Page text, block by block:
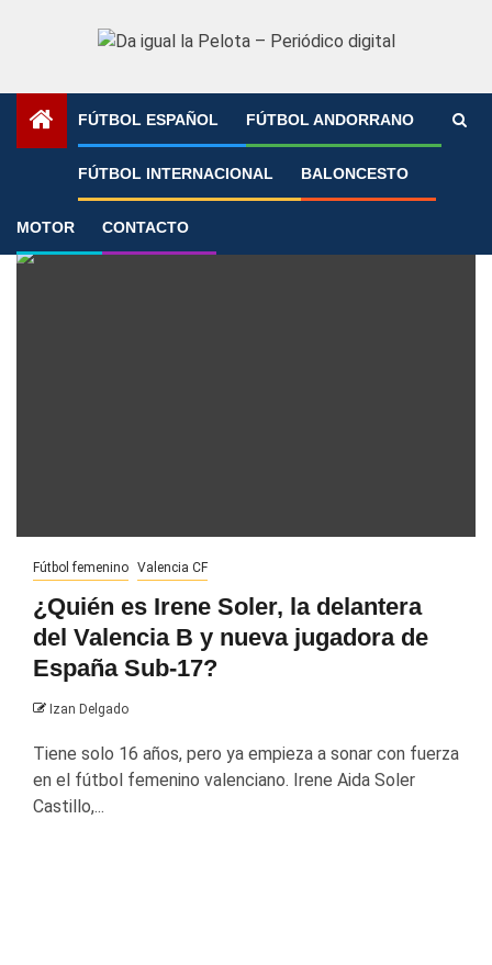
FÚTBOL ESPAÑOL FÚTBOL ANDORRANO
FÚTBOL INTERNACIONAL BALONCESTO
MOTOR CONTACTO
»
Irene Aida
Fútbol femenino Valencia CF
¿Quién es Irene Soler, la delantera
del Valencia B y nueva jugadora de
España Sub-17?
Izan Delgado
Tiene solo 16 años, pero ya empieza a sonar con fuerza
en el fútbol femenino valenciano. Irene Aida Soler
Castillo,...